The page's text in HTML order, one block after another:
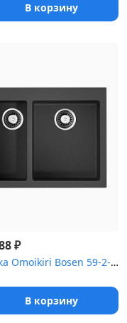
В корзину
₽
Мойка Omoikiri Bosen 59-2-BL Tetogranit/черный
В корзину